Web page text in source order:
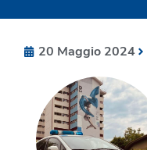
20 Maggio 2024